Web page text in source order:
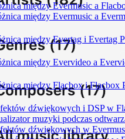
między Evermusic a
między Evermusic a
między Evertag i Evertag
między Evervideo a
między Flacbox i Flacbox
dźwiękowych i DSP w
muzyki podczas
dźwiękowych w